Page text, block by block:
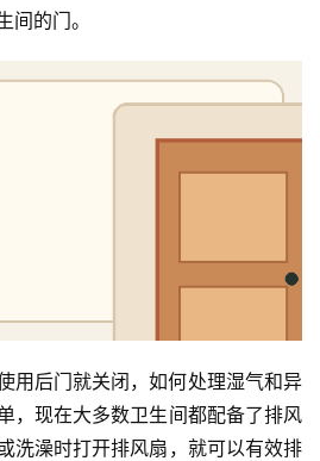
间的门。
用后门就关闭，如何处理湿气和异
，现在大多数卫生间都配备了排风
洗澡时打开排风扇，就可以有效排